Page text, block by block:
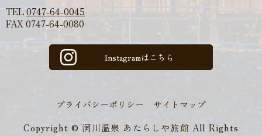
TEL0747-64-0045
FAX 0747-64-0080
Instagramはこちら
プライバシーポリシー
サイトマップ
Copyright © 洞川温泉 あたらしや旅館 All Rights